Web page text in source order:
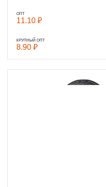
ОПТ
11.10 ₽
КРУПНЫЙ ОПТ
8.90 ₽